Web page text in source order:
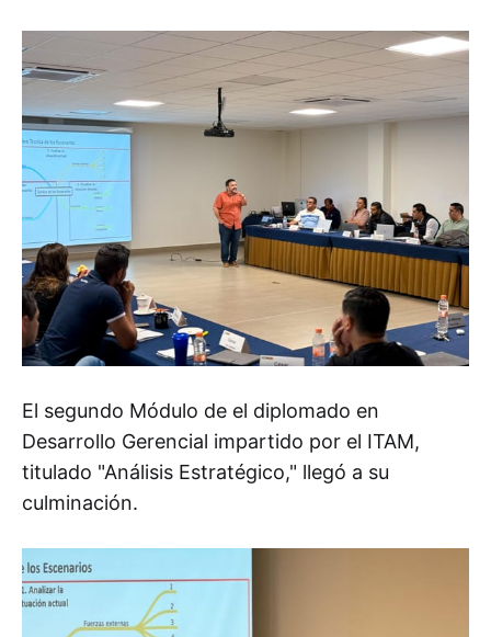
El segundo Módulo de el diplomado en
Desarrollo Gerencial impartido por el ITAM,
titulado "Análisis Estratégico," llegó a su
culminación.